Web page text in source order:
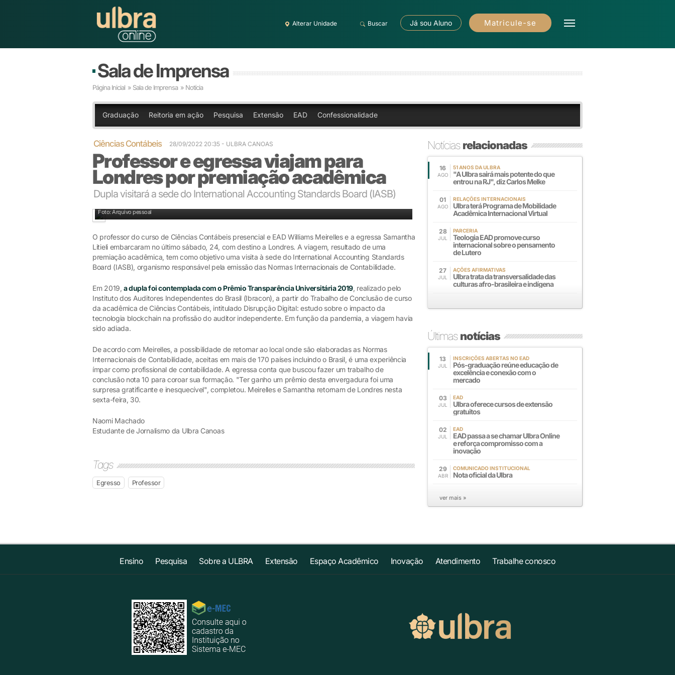
Alterar Unidade Buscar Já sou Aluno Matricule-se
Sala de Imprensa
Página Inicial » Sala de Imprensa » Notícia
Graduação Reitoria em ação Pesquisa Extensão EAD Confessionalidade
Ciências Contábeis 28/09/2022 20:35 - ULBRA CANOAS
Professor e egressa viajam para
Londres por premiação acadêmica
Dupla visitará a sede do International Accounting Standards Board (IASB)
Foto: Arquivo pessoal
O professor do curso de Ciências Contábeis presencial e EAD Williams Meirelles e a egressa Samantha
Litieli embarcaram no último sábado, 24, com destino a Londres. A viagem, resultado de uma
premiação acadêmica, tem como objetivo uma visita à sede do International Accounting Standards
Board (IASB), organismo responsável pela emissão das Normas Internacionais de Contabilidade.
Em 2019,a dupla foi contemplada com o Prêmio Transparência Universitária 2019, realizado pelo
Instituto dos Auditores Independentes do Brasil (Ibracon), a partir do Trabalho de Conclusão de curso
da acadêmica de Ciências Contábeis, intitulado Disrupção Digital: estudo sobre o impacto da
tecnologia blockchain na profissão do auditor independente. Em função da pandemia, a viagem havia
sido adiada.
De acordo com Meirelles, a possibilidade de retornar ao local onde são elaboradas as Normas
Internacionais de Contabilidade, aceitas em mais de 170 países incluindo o Brasil, é uma experiência
ímpar como profissional de contabilidade. A egressa conta que buscou fazer um trabalho de
conclusão nota 10 para coroar sua formação. "Ter ganho um prêmio desta envergadura foi uma
surpresa gratificante e inesquecível", completou. Meirelles e Samantha retornam de Londres nesta
sexta-feira, 30.
Naomi Machado
Estudante de Jornalismo da Ulbra Canoas
Tags
Egresso Professor
Notíciasrelacionadas
16
AGO
51 ANOS DA ULBRA
"A Ulbra sairá mais potente do que
entrou na RJ", diz Carlos Melke
01
AGO
RELAÇÕES INTERNACIONAIS
Ulbra terá Programa de Mobilidade
Acadêmica Internacional Virtual
28
JUL
PARCERIA
Teologia EAD promove curso
internacional sobre o pensamento
de Lutero
27
JUL
AÇÕES AFIRMATIVAS
Ulbra trata da transversalidade das
culturas afro-brasileira e indígena
Últimasnotícias
13
JUL
INSCRIÇÕES ABERTAS NO EAD
Pós-graduação reúne educação de
excelência e conexão com o
mercado
03
JUL
EAD
Ulbra oferece cursos de extensão
gratuitos
02
JUL
EAD
EAD passa a se chamar Ulbra Online
e reforça compromisso com a
inovação
29
ABR
COMUNICADO INSTITUCIONAL
Nota oficial da Ulbra
ver mais »
Ensino Pesquisa Sobre a ULBRA Extensão Espaço Acadêmico Inovação Atendimento Trabalhe conosco